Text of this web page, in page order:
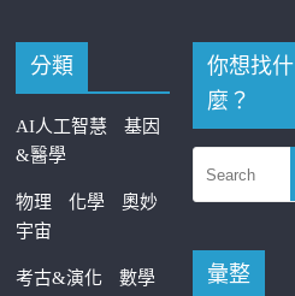
分類
AI人工智慧
基因
&醫學
物理 化學
奧妙
宇宙
考古&演化
數學
你想找什
麼？
彙整